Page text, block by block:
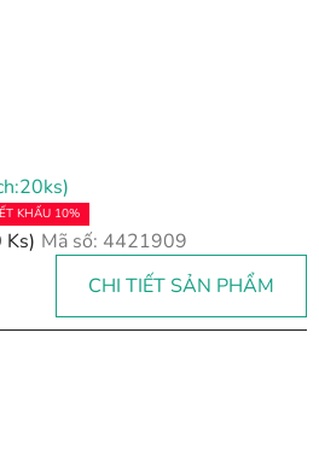
KHẤU 10%
Ks) Mã số: 4421909
CHI TIẾT SẢN PHẨM